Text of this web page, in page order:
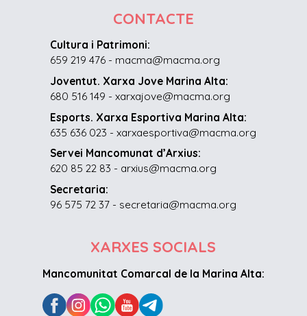
CONTACTE
Cultura i Patrimoni:
659 219 476 - macma@macma.org
Joventut. Xarxa Jove Marina Alta:
680 516 149 - xarxajove@macma.org
Esports. Xarxa Esportiva Marina Alta:
635 636 023 - xarxaesportiva@macma.org
Servei Mancomunat d’Arxius:
620 85 22 83 - arxius@macma.org
Secretaria:
96 575 72 37 - secretaria@macma.org
XARXES SOCIALS
Mancomunitat Comarcal de la Marina Alta: